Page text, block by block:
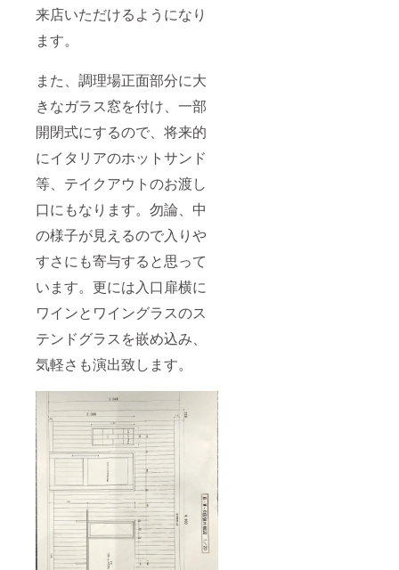
来店いただけるようになり
ます。
また、調理場正面部分に大
きなガラス窓を付け、一部
開閉式にするので、将来的
にイタリアのホットサンド
等、テイクアウトのお渡し
口にもなります。勿論、中
の様子が見えるので入りや
すさにも寄与すると思って
います。更には入口扉横に
ワインとワイングラスのス
テンドグラスを嵌め込み、
気軽さも演出致します。